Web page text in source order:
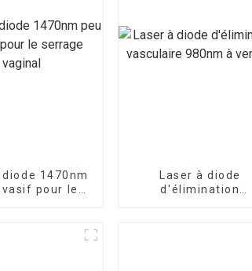
diode 1470nm
pour le
Laser à diode
d'élimination